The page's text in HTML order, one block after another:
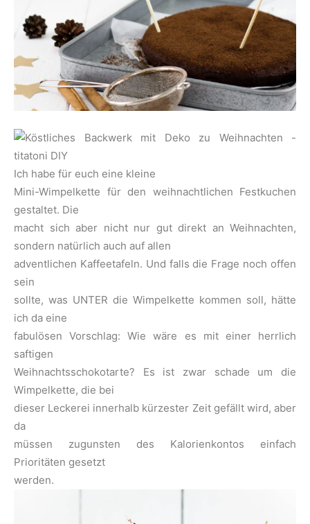
Ich habe für euch eine kleine
Mini-Wimpelkette für den weihnachtlichen Festkuchen
gestaltet. Die
macht sich aber nicht nur gut direkt an Weihnachten,
sondern natürlich auch auf allen
adventlichen Kaffeetafeln. Und falls die Frage noch offen
sein
sollte, was UNTER die Wimpelkette kommen soll, hätte
ich da eine
fabulösen Vorschlag: Wie wäre es mit einer herrlich
saftigen
Weihnachtsschokotarte? Es ist zwar schade um die
Wimpelkette, die bei
dieser Leckerei innerhalb kürzester Zeit gefällt wird, aber
da
müssen zugunsten des Kalorienkontos einfach
Prioritäten gesetzt
werden.